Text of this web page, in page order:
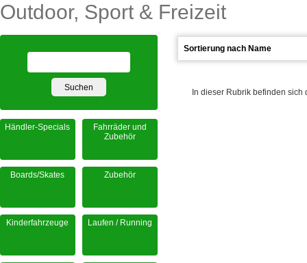
Outdoor, Sport & Freizeit
In dieser Rubrik befinden
Händler-Specials
Fahrräder und
Zubehör
Boards/Skates Zubehör
Kinderfahrzeuge Laufen / Running